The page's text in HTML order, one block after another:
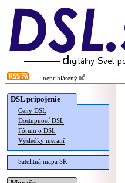
neprihlásený
DSL pripojenie
Ceny DSL
Dostupnosť DSL
Fórum o DSL
Výsledky meraní
Satelitná mapa SR